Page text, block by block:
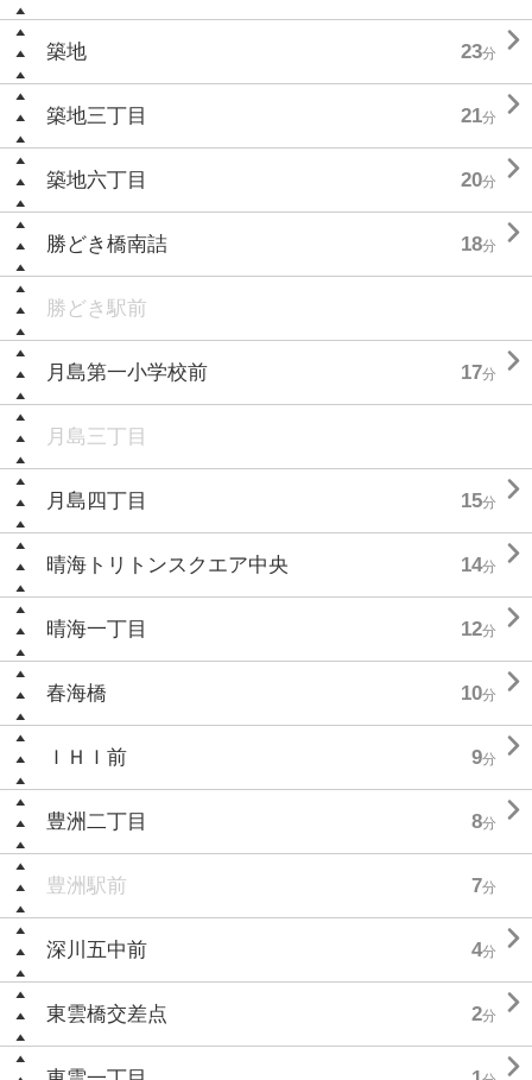
築地 23分 
築地三丁目 21分 
築地六丁目 20分 
勝どき橋南詰 18分 
勝どき駅前
月島第一小学校前 17分 
月島三丁目
月島四丁目 15分 
晴海トリトンスクエア中央 14分 
晴海一丁目 12分 
春海橋 10分 
ＩＨＩ前 9分 
豊洲二丁目 8分 
豊洲駅前 7分
深川五中前 4分 
東雲橋交差点 2分 
